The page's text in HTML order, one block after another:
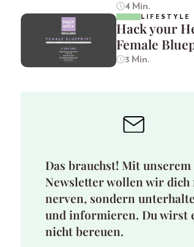
4 Min.
LIFESTYLE
Hack your
Female
3 Min.
Das brauchst! Mit unserem
Newsletter wollen wir dich
nerven, sondern
und informieren. Du wirst
nicht bereuen.